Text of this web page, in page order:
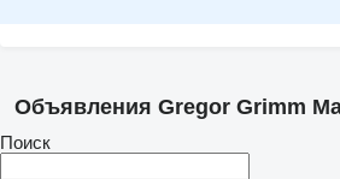
Объявления Gregor Grimm
Поиск